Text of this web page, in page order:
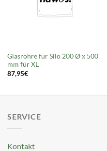
Glasröhre für Silo 200 Ø x 500
mm für XL
87,95€
SERVICE
Kontakt